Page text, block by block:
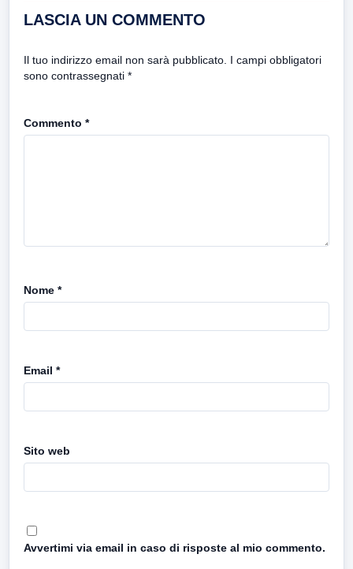
LASCIA UN COMMENTO
Il tuo indirizzo email non sarà pubblicato. I campi obbligatori
sono contrassegnati *
Commento *
Nome *
Email *
Sito web
Avvertimi via email in caso di risposte al mio commento.